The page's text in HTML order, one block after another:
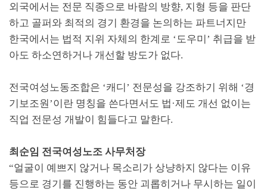
외국에서는 전문 직종으로 바람의 방향, 지형 등을 판단
하고 골퍼와 최적의 경기 환경을 논의하는 파트너지만
한국에서는 법적 지위 자체의 한계로 ‘도우미 ’ 취급을 받
아도 하소연하거나 개선할 방도가 없다.
전국여성노동조합은 ‘캐디 ’ 전문성을 강조하기 위해 ‘경
기보조원 ’이란 명칭을 쓴다면서도 법 ·제도 개선 없이는
직업 전문성 개발이 힘들다고 말한다.
최순임 전국여성노조 사무처장
“얼굴이 예쁘지 않거나 목소리가 상냥하지 않다는 이유
등으로 경기를 진행하는 동안 괴롭히거나 무시하는 일이